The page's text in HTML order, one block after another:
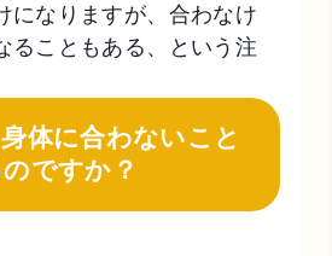
になりますが、合わなけ
ることもある、という注
体に合わないこと
ですか？